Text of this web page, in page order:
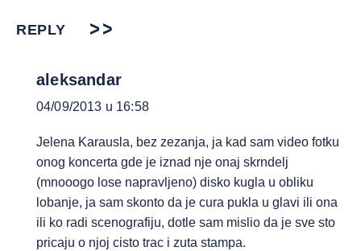
REPLY
aleksandar
04/09/2013 u 16:58
Jelena Karausla, bez zezanja, ja kad sam video fotku
onog koncerta gde je iznad nje onaj skrndelj
(mnooogo lose napravljeno) disko kugla u obliku
lobanje, ja sam skonto da je cura pukla u glavi ili ona
ili ko radi scenografiju, dotle sam mislio da je sve sto
pricaju o njoj cisto trac i zuta stampa.